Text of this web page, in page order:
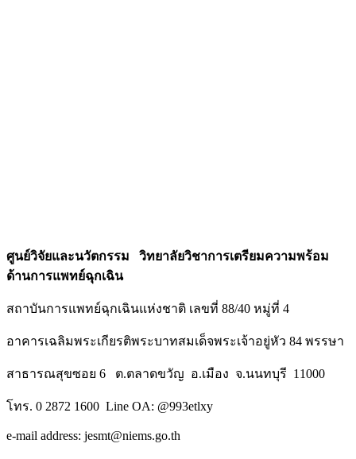
ศูนย์วิจัยและนวัตกรรม วิทยาลัยวิชาการเตรียมความพร้อม
ด้านการแพทย์ฉุกเฉิน
สถาบันการแพทย์ฉุกเฉินแห่งชาติ เลขที่ 88/40 หมู่ที่ 4
อาคารเฉลิมพระเกียรติพระบาทสมเด็จพระเจ้าอยู่หัว 84 พรรษา
สาธารณสุขซอย 6 ต.ตลาดขวัญ อ.เมือง จ.นนทบุรี 11000
โทร. 0 2872 1600 Line OA: @993etlxy
e-mail address: jesmt@niems.go.th